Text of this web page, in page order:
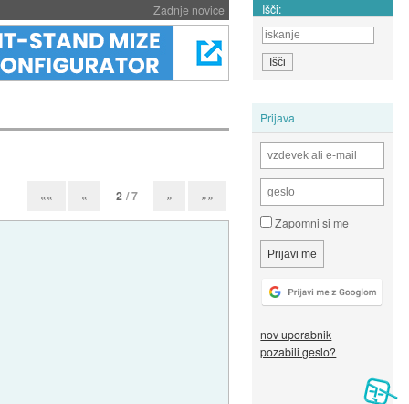
Zadnje novice Išči:
Prijava
Zapomni si me
nov uporabnik
pozabili geslo?
«« « 2 / 7 » »»